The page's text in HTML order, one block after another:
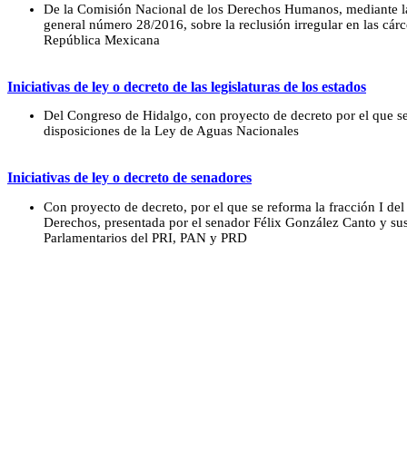
De la Comisión Nacional de los Derechos Humanos, mediante
general número 28/2016, sobre la reclusión irregular en las
República Mexicana
Iniciativas de ley o decreto de las legislaturas de los estados
Del Congreso de Hidalgo, con proyecto de decreto por el que
disposiciones de la Ley de Aguas Nacionales
Iniciativas de ley o decreto de senadores
Con proyecto de decreto, por el que se reforma la fracción I
Derechos, presentada por el senador Félix González Canto y
Parlamentarios del PRI, PAN y PRD